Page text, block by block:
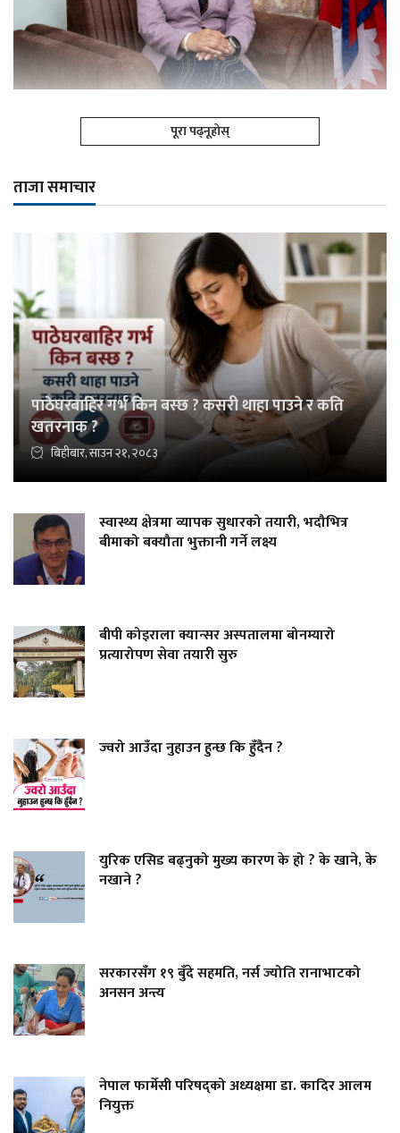
पूरा पढ्नूहोस्
ताजा समाचार
पाठेघरबाहिर गर्भ किन बस्छ ? कसरी थाहा पाउने र कति
खतरनाक ?
बिहीबार, साउन २१, २०८३
स्वास्थ्य क्षेत्रमा व्यापक सुधारको तयारी, भदौभित्र
बीमाको बक्यौता भुक्तानी गर्ने लक्ष्य
बीपी कोइराला क्यान्सर अस्पतालमा बोनम्यारो
प्रत्यारोपण सेवा तयारी सुरु
ज्वरो आउँदा नुहाउन हुन्छ कि हुँदैन ?
युरिक एसिड बढ्नुको मुख्य कारण के हो ? के खाने, के
नखाने ?
सरकारसँग १९ बुँदे सहमति, नर्स ज्योति रानाभाटको
अनसन अन्त्य
नेपाल फार्मेसी परिषद्को अध्यक्षमा डा. कादिर आलम
नियुक्त